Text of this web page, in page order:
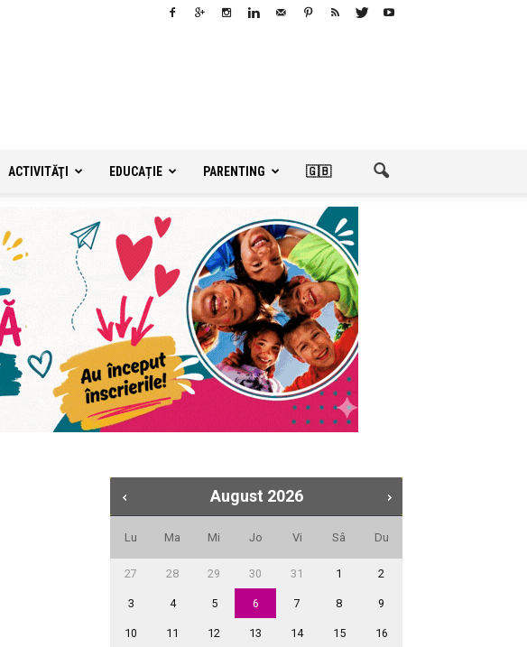
ACTIVITĂŢI EDUCAȚIE PARENTING 🇬🇧
August 2026
Lu Ma Mi Jo Vi Sâ Du
27 28 29 30 31 1 2
3 4 5 6 7 8 9
10 11 12 13 14 15 16